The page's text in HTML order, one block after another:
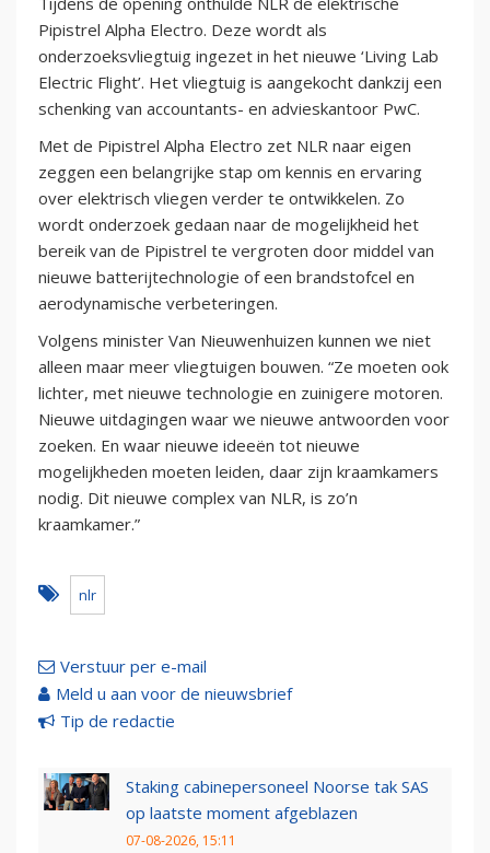
Pipistrel Alpha Electro. Deze wordt als
onderzoeksvliegtuig ingezet in het nieuwe ‘Living Lab
Electric Flight’. Het vliegtuig is aangekocht dankzij een
schenking van accountants- en advieskantoor PwC.
Met de Pipistrel Alpha Electro zet NLR naar eigen
zeggen een belangrijke stap om kennis en ervaring
over elektrisch vliegen verder te ontwikkelen. Zo
wordt onderzoek gedaan naar de mogelijkheid het
bereik van de Pipistrel te vergroten door middel van
nieuwe batterijtechnologie of een brandstofcel en
aerodynamische verbeteringen.
Volgens minister Van Nieuwenhuizen kunnen we niet
alleen maar meer vliegtuigen bouwen. “Ze moeten ook
lichter, met nieuwe technologie en zuinigere motoren.
Nieuwe uitdagingen waar we nieuwe antwoorden voor
zoeken. En waar nieuwe ideeën tot nieuwe
mogelijkheden moeten leiden, daar zijn kraamkamers
nodig. Dit nieuwe complex van NLR, is zo’n
kraamkamer.”
nlr
Verstuur per e-mail
Meld u aan voor de nieuwsbrief
Tip de redactie
Staking cabinepersoneel Noorse tak SAS
op laatste moment afgeblazen
07-08-2026, 15:11